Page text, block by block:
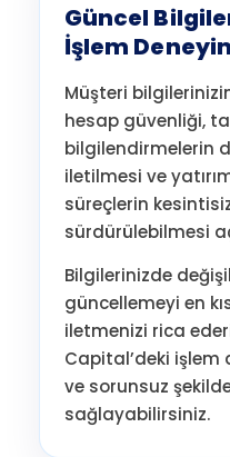
Güncel
İşlem
Müşteri
hesap güvenliği,
bilgilendirmelerin
iletilmesi ve
süreçlerin
sürdürülebilmesi
Bilgilerinizde
güncellemeyi en
iletmenizi rica
Capital’deki işlem
ve sorunsuz
sağlayabilirsiniz.